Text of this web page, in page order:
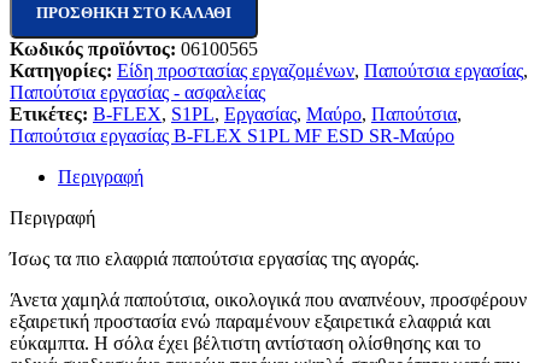
ΠΡΟΣΘΉΚΗ ΣΤΟ ΚΑΛΆΘΙ
Κωδικός προϊόντος: 06100565
Κατηγορίες: Είδη προστασίας εργαζομένων, Παπούτσια εργασίας,
Παπούτσια εργασίας - ασφαλείας
Ετικέτες: B-FLEX, S1PL, Εργασίας, Μαύρο, Παπούτσια,
Παπούτσια εργασίας B-FLEX S1PL MF ESD SR-Μαύρο
Περιγραφή
Περιγραφή
Ίσως τα πιο ελαφριά παπούτσια εργασίας της αγοράς.
Άνετα χαμηλά παπούτσια, οικολογικά που αναπνέουν, προσφέρουν
εξαιρετική προστασία ενώ παραμένουν εξαιρετικά ελαφριά και
εύκαμπτα. Η σόλα έχει βέλτιστη αντίσταση ολίσθησης και το